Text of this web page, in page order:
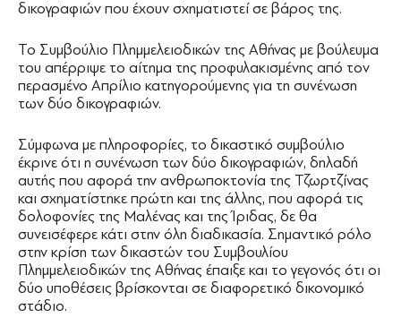
δικογραφιών που έχουν σχηματιστεί σε βάρος της.
Το Συμβούλιο Πλημμελειοδικών της Αθήνας με βούλευμα
του απέρριψε το αίτημα της προφυλακισμένης από τον
περασμένο Απρίλιο κατηγορούμενης για τη συνένωση
των δύο δικογραφιών.
Σύμφωνα με πληροφορίες, το δικαστικό συμβούλιο
έκρινε ότι η συνένωση των δύο δικογραφιών, δηλαδή
αυτής που αφορά την ανθρωποκτονία της Τζωρτζίνας
και σχηματίστηκε πρώτη και της άλλης, που αφορά τις
δολοφονίες της Μαλένας και της Ίριδας, δε θα
συνεισέφερε κάτι στην όλη διαδικασία. Σημαντικό ρόλο
στην κρίση των δικαστών του Συμβουλίου
Πλημμελειοδικών της Αθήνας έπαιξε και το γεγονός ότι οι
δύο υποθέσεις βρίσκονται σε διαφορετικό δικονομικό
στάδιο.